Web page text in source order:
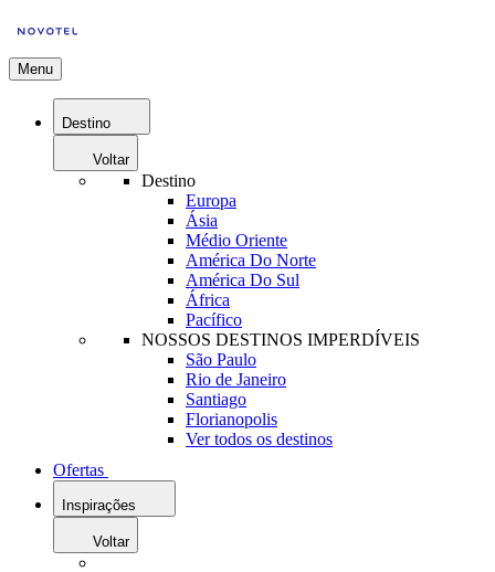
Menu
Destino
Voltar
Destino
Europa
Ásia
Médio Oriente
América Do Norte
América Do Sul
África
Pacífico
NOSSOS DESTINOS IMPERDÍVEIS
São Paulo
Rio de Janeiro
Santiago
Florianopolis
Ver todos os destinos
Ofertas
Inspirações
Voltar